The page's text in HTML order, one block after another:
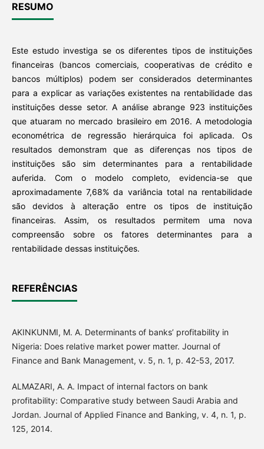
RESUMO
Este estudo investiga se os diferentes tipos de instituições
financeiras (bancos comerciais, cooperativas de crédito e
bancos múltiplos) podem ser considerados determinantes
para a explicar as variações existentes na rentabilidade das
instituições desse setor. A análise abrange 923 instituições
que atuaram no mercado brasileiro em 2016. A metodologia
econométrica de regressão hierárquica foi aplicada. Os
resultados demonstram que as diferenças nos tipos de
instituições são sim determinantes para a rentabilidade
auferida. Com o modelo completo, evidencia-se que
aproximadamente 7,68% da variância total na rentabilidade
são devidos à alteração entre os tipos de instituição
financeiras. Assim, os resultados permitem uma nova
compreensão sobre os fatores determinantes para a
rentabilidade dessas instituições.
REFERÊNCIAS
AKINKUNMI, M. A. Determinants of banks’ profitability in
Nigeria: Does relative market power matter. Journal of
Finance and Bank Management, v. 5, n. 1, p. 42-53, 2017.
ALMAZARI, A. A. Impact of internal factors on bank
profitability: Comparative study between Saudi Arabia and
Jordan. Journal of Applied Finance and Banking, v. 4, n. 1, p.
125, 2014.